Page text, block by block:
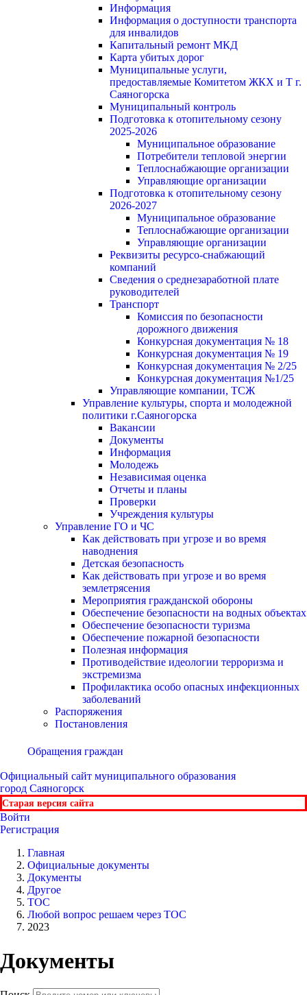
Информация
Информация о доступности транспорта
для инвалидов
Капитальный ремонт МКД
Карта убитых дорог
Муниципальные услуги,
предоставляемые Комитетом ЖКХ и Т г.
Саяногорска
Муниципальный контроль
Подготовка к отопительному сезону
2025-2026
Муниципальное образование
Потребители тепловой энергии
Теплоснабжающие организации
Управляющие организации
Подготовка к отопительному сезону
2026-2027
Муниципальное образование
Теплоснабжающие организации
Управляющие организации
Реквизиты ресурсо-снабжающий
компаний
Сведения о среднезаработной плате
руководителей
Транспорт
Комиссия по безопасности
дорожного движения
Конкурсная документация № 18
Конкурсная документация № 19
Конкурсная документация № 2/25
Конкурсная документация №1/25
Управляющие компании, ТСЖ
Управление культуры, спорта и молодежной
политики г.Саяногорска
Вакансии
Документы
Информация
Молодежь
Независимая оценка
Отчеты и планы
Проверки
Учреждения культуры
Управление ГО и ЧС
Как действовать при угрозе и во время
наводнения
Детская безопасность
Как действовать при угрозе и во время
землетрясения
Мероприятия гражданской обороны
Обеспечение безопасности на водных объектах
Обеспечение безопасности туризма
Обеспечение пожарной безопасности
Полезная информация
Противодействие идеологии терроризма и
экстремизма
Профилактика особо опасных инфекционных
заболеваний
Распоряжения
Постановления
Обращения граждан
Официальный сайт муниципального образования
город Саяногорск
Старая версия сайта
Войти
Регистрация
Главная
Официальные документы
Документы
Другое
ТОС
Любой вопрос решаем через ТОС
2023
Документы